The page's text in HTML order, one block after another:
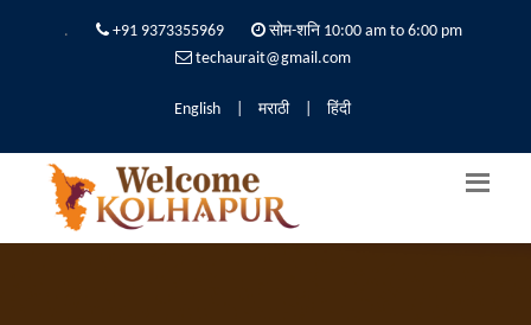
. +91 9373355969
सोम-शनि 10:00 am to 6:00 pm
techaurait@gmail.com
English मराठी हिंदी